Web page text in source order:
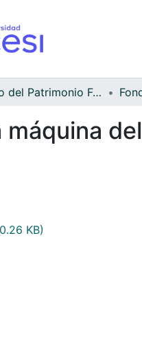
Archivo del Patrimonio Fotográfico y Fílmico del Valle del Cauca
máquina
KB)